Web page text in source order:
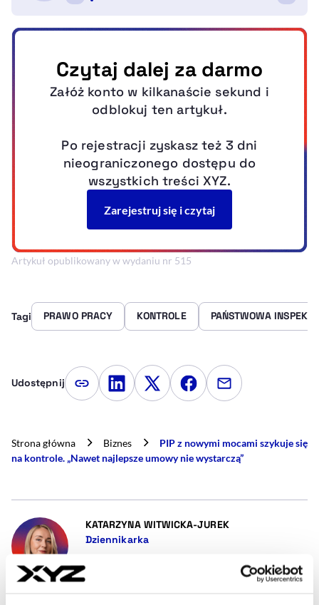
Artykuł opublikowany w wydaniu nr 515
Tagi PRAWO PRACY KONTROLE PAŃSTWOWA
Udostępnij Kopiuj link artykułu
Udostępnij na LinkedIn
Udostępnij na Twitterze
Udostępnij na
Udostępnij
Strona główna Biznes
PIP z nowymi mocami szykuje się
na kontrole. „Nawet najlepsze umowy nie wystarczą”
KATARZYNA WITWICKA-JUREK- AUTOR
Dziennikarka
ekonomicznym. Od ponad 10 lat objaśniam